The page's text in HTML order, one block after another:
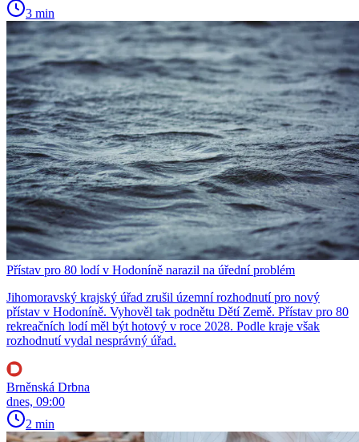
3 min
Přístav pro 80 lodí v Hodoníně narazil na úřední problém
Jihomoravský krajský úřad zrušil územní rozhodnutí pro nový
přístav v Hodoníně. Vyhověl tak podnětu Dětí Země. Přístav pro 80
rekreačních lodí měl být hotový v roce 2028. Podle kraje však
rozhodnutí vydal nesprávný úřad.
Brněnská Drbna
dnes, 09:00
2 min